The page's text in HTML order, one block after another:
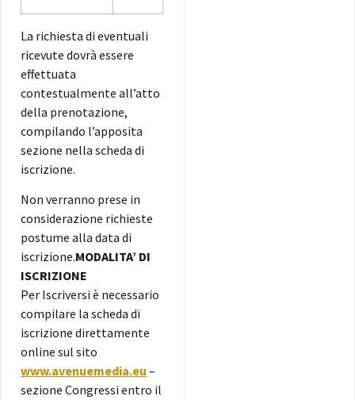
La richiesta di eventuali
ricevute dovrà essere
effettuata
contestualmente all’atto
della prenotazione,
compilando l’apposita
sezione nella scheda di
iscrizione.
Non verranno prese in
considerazione richieste
postume alla data di
iscrizione.MODALITA’ DI
ISCRIZIONE
Per Iscriversi è necessario
compilare la scheda di
iscrizione direttamente
online sul sito
www.avenuemedia.eu –
sezione Congressi entro il